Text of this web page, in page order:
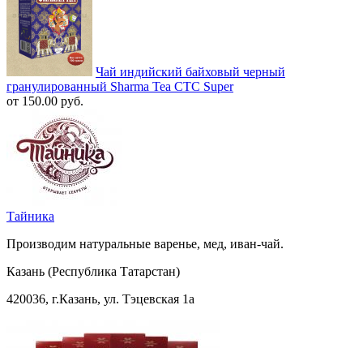
Чай индийский байховый черный
гранулированный Sharma Tea CTC Super
от 150.00 руб.
Тайника
Производим натуральные варенье, мед, иван-чай.
Казань (Республика Татарстан)
420036, г.Казань, ул. Тэцевская 1а